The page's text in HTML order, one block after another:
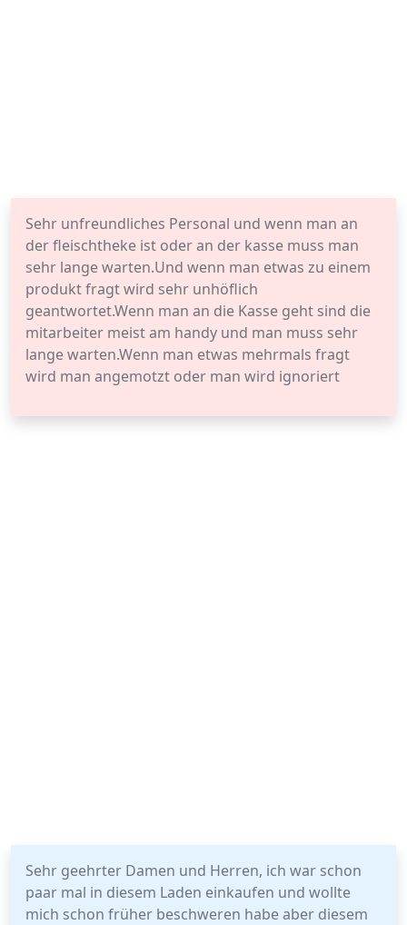
Sehr unfreundliches Personal und wenn man an
der fleischtheke ist oder an der kasse muss man
sehr lange warten.Und wenn man etwas zu einem
produkt fragt wird sehr unhöflich
geantwortet.Wenn man an die Kasse geht sind die
mitarbeiter meist am handy und man muss sehr
lange warten.Wenn man etwas mehrmals fragt
wird man angemotzt oder man wird ignoriert
Sehr geehrter Damen und Herren, ich war schon
paar mal in diesem Laden einkaufen und wollte
mich schon früher beschweren habe aber diesem